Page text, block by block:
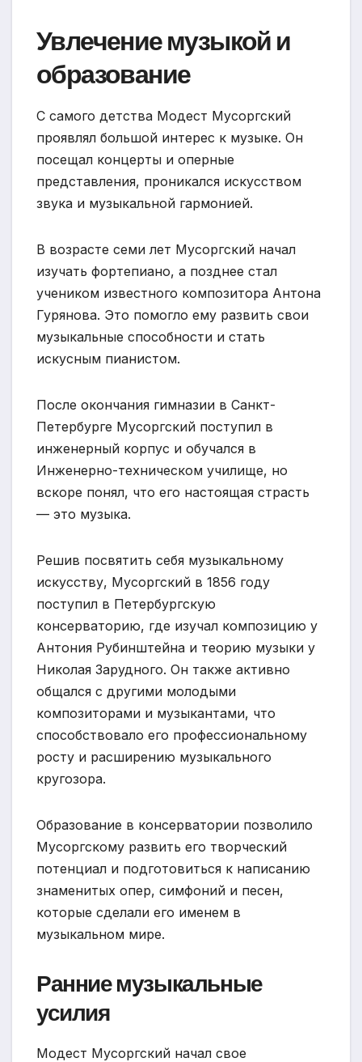
Увлечение музыкой и
образование
С самого детства Модест Мусоргский
проявлял большой интерес к музыке. Он
посещал концерты и оперные
представления, проникался искусством
звука и музыкальной гармонией.
В возрасте семи лет Мусоргский начал
изучать фортепиано, а позднее стал
учеником известного композитора Антона
Гурянова. Это помогло ему развить свои
музыкальные способности и стать
искусным пианистом.
После окончания гимназии в Санкт-
Петербурге Мусоргский поступил в
инженерный корпус и обучался в
Инженерно-техническом училище, но
вскоре понял, что его настоящая страсть
— это музыка.
Решив посвятить себя музыкальному
искусству, Мусоргский в 1856 году
поступил в Петербургскую
консерваторию, где изучал композицию у
Антония Рубинштейна и теорию музыки у
Николая Зарудного. Он также активно
общался с другими молодыми
композиторами и музыкантами, что
способствовало его профессиональному
росту и расширению музыкального
кругозора.
Образование в консерватории позволило
Мусоргскому развить его творческий
потенциал и подготовиться к написанию
знаменитых опер, симфоний и песен,
которые сделали его именем в
музыкальном мире.
Ранние музыкальные
усилия
Модест Мусоргский начал свое